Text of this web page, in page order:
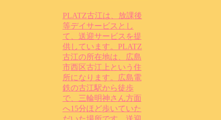
PLATZ古江は、放課後
等デイサービスとし
て、送迎サービスを提
供しています。PLATZ
古江の所在地は、広島
市西区古江上という住
所になります。広島電
鉄の古江駅から徒歩
で、三輪明神さん方面
へ15分ほど歩いていた